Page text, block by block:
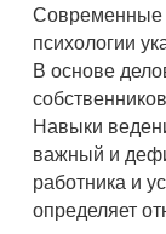
Современные
психологии
В основе
Навыки
важный и
работника и
определяет